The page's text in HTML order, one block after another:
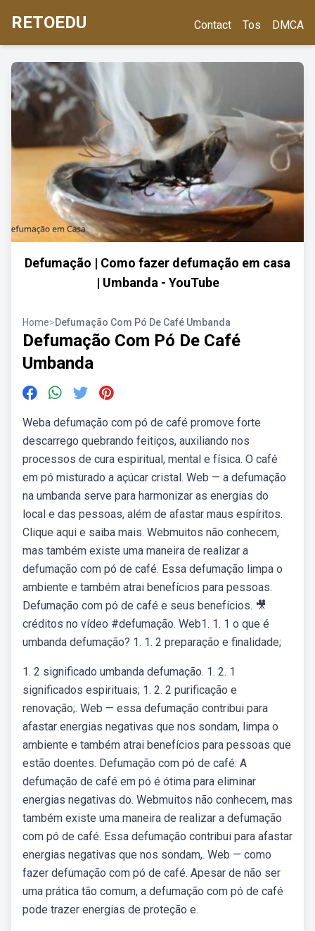
RETOEDU Contact Tos DMCA
Defumação | Como fazer defumação em casa
| Umbanda - YouTube
Home>Defumação Com Pó De Café Umbanda
Defumação Com Pó De Café
Umbanda
Weba defumação com pó de café promove forte
descarrego quebrando feitiços, auxiliando nos
processos de cura espiritual, mental e física. O café
em pó misturado a açúcar cristal. Web — a defumação
na umbanda serve para harmonizar as energias do
local e das pessoas, além de afastar maus espíritos.
Clique aqui e saiba mais. Webmuitos não conhecem,
mas também existe uma maneira de realizar a
defumação com pó de café. Essa defumação limpa o
ambiente e também atrai benefícios para pessoas.
Defumação com pó de café e seus benefícios. 🎥
créditos no vídeo #defumação. Web1. 1. 1 o que é
umbanda defumação? 1. 1. 2 preparação e finalidade;
1. 2 significado umbanda defumação. 1. 2. 1
significados espirituais; 1. 2. 2 purificação e
renovação;. Web — essa defumação contribui para
afastar energias negativas que nos sondam, limpa o
ambiente e também atrai benefícios para pessoas que
estão doentes. Defumação com pó de café: A
defumação de café em pó é ótima para eliminar
energias negativas do. Webmuitos não conhecem, mas
também existe uma maneira de realizar a defumação
com pó de café. Essa defumação contribui para afastar
energias negativas que nos sondam,. Web — como
fazer defumação com pó de café. Apesar de não ser
uma prática tão comum, a defumação com pó de café
pode trazer energias de proteção e.